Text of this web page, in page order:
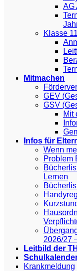
AG
Klasse
Mitmachen
GEV
GSV
Mit
Infos für
Wenn
Problem
Lernen
2026/27
Leitbild der
Krankmeldung